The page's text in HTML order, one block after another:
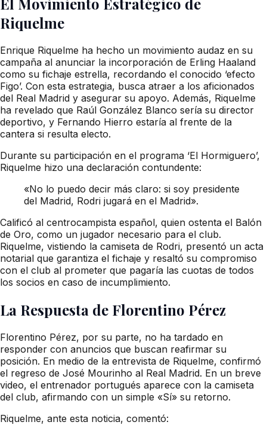
Riquelme
Enrique Riquelme ha hecho un movimiento audaz en su
campaña al anunciar la incorporación de Erling Haaland
como su fichaje estrella, recordando el conocido ‘efecto
Figo’. Con esta estrategia, busca atraer a los aficionados
del Real Madrid y asegurar su apoyo. Además, Riquelme
ha revelado que Raúl González Blanco sería su director
deportivo, y Fernando Hierro estaría al frente de la
cantera si resulta electo.
Durante su participación en el programa ‘El Hormiguero’,
Riquelme hizo una declaración contundente:
«No lo puedo decir más claro: si soy presidente
del Madrid, Rodri jugará en el Madrid».
Calificó al centrocampista español, quien ostenta el Balón
de Oro, como un jugador necesario para el club.
Riquelme, vistiendo la camiseta de Rodri, presentó un acta
notarial que garantiza el fichaje y resaltó su compromiso
con el club al prometer que pagaría las cuotas de todos
los socios en caso de incumplimiento.
La Respuesta de Florentino Pérez
Florentino Pérez, por su parte, no ha tardado en
responder con anuncios que buscan reafirmar su
posición. En medio de la entrevista de Riquelme, confirmó
el regreso de José Mourinho al Real Madrid. En un breve
video, el entrenador portugués aparece con la camiseta
del club, afirmando con un simple «Sí» su retorno.
Riquelme, ante esta noticia, comentó: